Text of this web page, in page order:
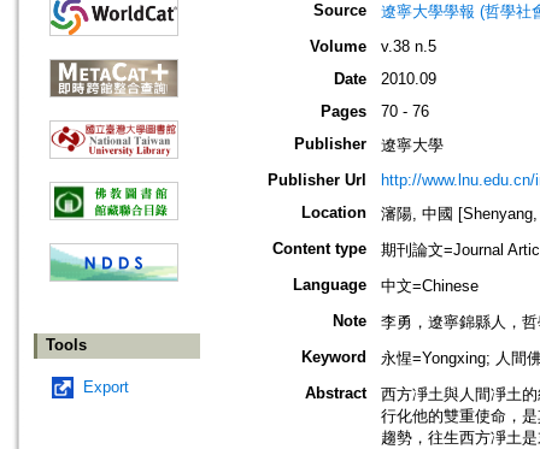
Tools
Export
Source
遼寧大學學報 (哲學社
Volume
v.38 n.5
Date
2010.09
Pages
70 - 76
Publisher
遼寧大學
Publisher Url
http://
Location
瀋陽, 中國
Content type
期刊論文=Journal
Language
中文=Chinese
Note
李勇，遼寧錦縣人，
Keyword
永惺=Yongxing; 人間
Abstract
西方凈土與人間凈土
行化他的雙重使命，
趨勢，往生西方凈土